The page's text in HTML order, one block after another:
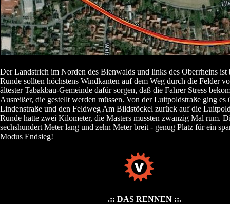
Der Landstrich im Norden des Bienwalds und links des Oberrheins
Runde sollten höchstens Windkanten auf dem Weg durch die Felder
ältester Tabakbau-Gemeinde dafür sorgen, daß die Fahrer Stress
Ausreißer, die gestellt werden müssen. Von der Luitpoldstraße ging es
Lindenstraße und den Feldweg Am Bildstöckel zurück auf die
Runde hatte zwei Kilometer, die Masters mussten zwanzig Mal rum.
sechshundert Meter lang und zehn Meter breit - genug Platz für ein
Modus Endsieg!
.:: DAS RENNEN ::.